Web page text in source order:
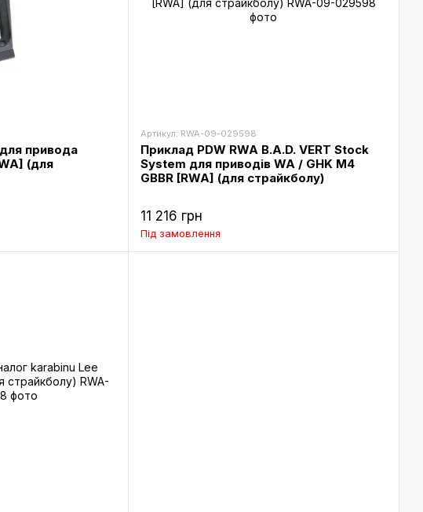
привода
(для
Артикул: RWA-09-029598
Приклад PDW RWA B.A.D. VERT Stock
System для приводів WA / GHK M4
GBBR [RWA] (для страйкболу)
11 216 грн
Під замовлення